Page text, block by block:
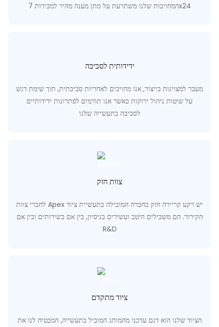
המחויבות שלנו משתרעת על מתן מענה מהיר למכירות 7x24
ידידותית לסביבה
מעבר למצוינות בייצור, אנו מחויבים לאחריות סביבתית, תוך שימת דגש
על שיטות ניהול ירוקות כאשר אנו תורמים לפתרונות ידידותיים
לסביבה בתעשייה שלנו
צוות חזק
לחברי צוות Apex יש רקע קריירה חזק בחברה המובילה בתעשיית ציוד
הקירור. הם משכילים היטב ועשירים בניסיון, בין אם בשירותים ובין אם
R&D
ציוד מתקדם
הציוד שלנו הוא דגם עדכני מהמותג המוביל בתעשייה, המבטיח לנו את